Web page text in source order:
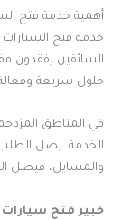
أهمية خدمة فتح
السائقين يفقدون
حلول سريعة
في المناطق
والمسايل، فيصل الطلب إلى 60% مع
خبير فتح سيارات